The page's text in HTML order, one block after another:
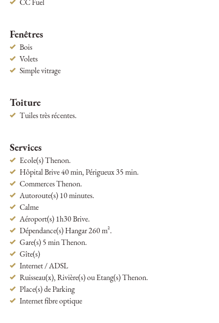
CC Fuel
Fenêtres
Bois
Volets
Simple vitrage
Toiture
Tuiles très récentes.
Services
Ecole(s) Thenon.
Hôpital Brive 40 min, Périgueux 35 min.
Commerces Thenon.
Autoroute(s) 10 minutes.
Calme
Aéroport(s) 1h30 Brive.
Dépendance(s) Hangar 260 m².
Gare(s) 5 min Thenon.
Gîte(s)
Internet / ADSL
Ruisseau(x), Rivière(s) ou Etang(s) Thenon.
Place(s) de Parking
Internet fibre optique